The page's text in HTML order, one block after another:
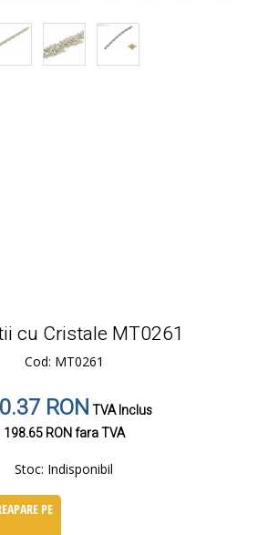
cu Cristale MT0261
Cod: MT0261
RONTVA Inclus
198.65 RONfara TVA
Stoc: Indisponibil
PE